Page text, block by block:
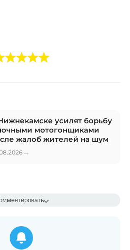
усилят борьбу
мотогонщиками
жалоб жителей на шум
→